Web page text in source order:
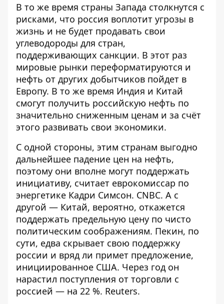
В то же время страны Запада столкнутся с
рисками, что россия воплотит угрозы в
жизнь и не будет продавать свои
углеводороды для стран,
поддерживающих санкции. В этот раз
мировые рынки переформатируются и
нефть от других добытчиков пойдет в
Европу. В то же время Индия и Китай
смогут получить российскую нефть по
значительно сниженным ценам и за счёт
этого развивать свои экономики.
С одной стороны, этим странам выгодно
дальнейшее падение цен на нефть,
поэтому они вполне могут поддержать
инициативу, считает еврокомиссар по
энергетике Кадри Симсон. CNBC. А с
другой — Китай, вероятно, откажется
поддержать предельную цену по чисто
политическим соображениям. Пекин, по
сути, едва скрывает свою поддержку
россии и вряд ли примет предложение,
инициированное США. Через год он
нарастил поступления от торговли с
россией — на 22 %. Reuters.